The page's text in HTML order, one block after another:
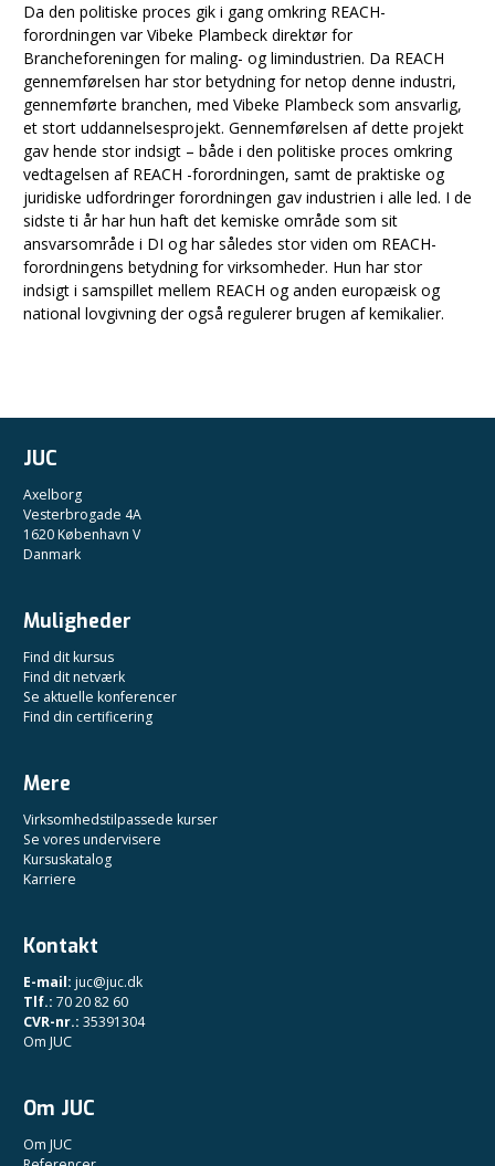
Da den politiske proces gik i gang omkring REACH-
forordningen var Vibeke Plambeck direktør for
Brancheforeningen for maling- og limindustrien. Da REACH
gennemførelsen har stor betydning for netop denne industri,
gennemførte branchen, med Vibeke Plambeck som ansvarlig,
et stort uddannelsesprojekt. Gennemførelsen af dette projekt
gav hende stor indsigt – både i den politiske proces omkring
vedtagelsen af REACH -forordningen, samt de praktiske og
juridiske udfordringer forordningen gav industrien i alle led. I de
sidste ti år har hun haft det kemiske område som sit
ansvarsområde i DI og har således stor viden om REACH-
forordningens betydning for virksomheder. Hun har stor
indsigt i samspillet mellem REACH og anden europæisk og
national lovgivning der også regulerer brugen af kemikalier.
JUC
Axelborg
Vesterbrogade 4A
1620 København V
Danmark
Muligheder
Find dit kursus
Find dit netværk
Se aktuelle konferencer
Find din certificering
Mere
Virksomhedstilpassede kurser
Se vores undervisere
Kursuskatalog
Karriere
Kontakt
E-mail: juc@juc.dk
Tlf.: 70 20 82 60
CVR-nr.: 35391304
Om JUC
Om JUC
Om JUC